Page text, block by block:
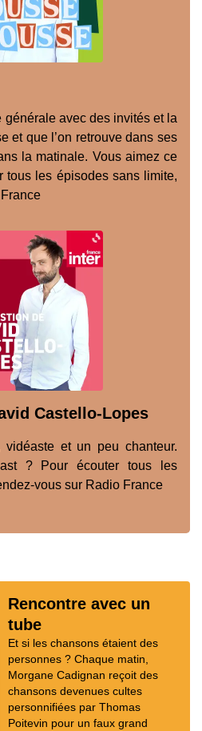
générale avec des invités et la
et que l’on retrouve dans ses
la matinale. Vous aimez ce
tous les épisodes sans limite,
Castello-Lopes
vidéaste et un peu chanteur.
? Pour écouter tous les
vous sur Radio France
Rencontre avec un
tube
Et si les chansons étaient des
personnes ? Chaque matin,
Morgane Cadignan reçoit des
chansons devenues cultes
personnifiées par Thomas
Poitevin pour un faux grand